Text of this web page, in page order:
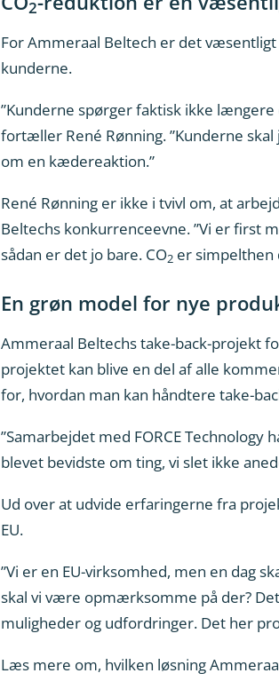
2
For Ammeraal Beltech er det
kunderne.
”Kunderne spørger faktisk ikke
fortæller René Rønning. ”Kunderne skal
om en kædereaktion.”
René Rønning er ikke i tvivl om, at
Beltechs konkurrenceevne. ”Vi er first
sådan er det jo bare. CO2er simpelthen
En grøn model for nye
Ammeraal Beltechs take-back-projekt
projektet kan blive en del af alle
for, hvordan man kan håndtere take-
”Samarbejdet med FORCE
blevet bevidste om ting, vi slet ikke
Ud over at udvide erfaringerne fra
EU.
”Vi er en EU-virksomhed, men en dag
skal vi være opmærksomme på der?
muligheder og udfordringer. Det her
Læs mere om, hvilken løsning